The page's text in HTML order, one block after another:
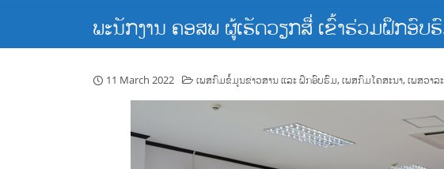
ພະນັກງານ ຄອສພ ຜູ້ເຮັດວຽກສື່ ເຂົ້າຮ່ວມຝຶກອົບ
11 March 2022 ເພສກົມຂໍ້ມູນຂ່າວສານ ແລະ ຝຶກອົບຮົມ,ເພສກົມໂຄສະນາ,ເພສວາ